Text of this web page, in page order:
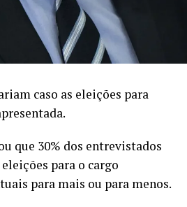
caso as eleições para
que 30% dos entrevistados
para o cargo
para mais ou para menos.